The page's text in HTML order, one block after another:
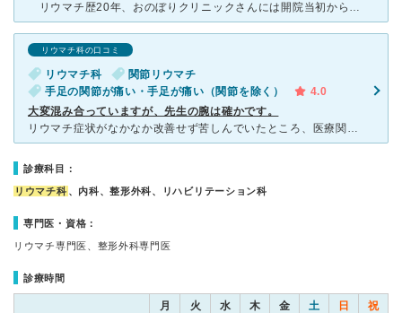
リウマチ歴20年、おのぼりクリニックさんには開院当初からお世話になっております。先生や受付の方、看護師さんも優しく明るく接していただきお気に入りです。おかげさまで痛みも治まり今では「接客の仕事」を元
リウマチ科の口コミ
リウマチ科
関節リウマチ
手足の関節が痛い・手足が痛い（関節を除く）
4.0
大変混み合っていますが、先生の腕は確かです。
リウマチ症状がなかなか改善せず苦しんでいたところ、医療関係の友人にここのドクターを教えてもらい受診しました。業界ではかなり有名なドクターらしく、他県からも患者さんが通院されています。 新しく開院され
診療科目：
リウマチ科 、内科、整形外科、リハビリテーション科
専門医・資格：
リウマチ専門医、整形外科専門医
診療時間
月 火 水 木 金 土 日 祝